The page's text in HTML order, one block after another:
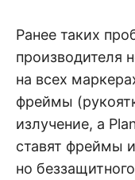
Ранее таких
производителя
на всех
фреймы
излучение, а
ставят фреймы
но